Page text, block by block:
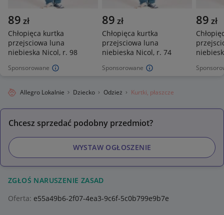
Sponsorowane
89 zł
Chłopięca kurtka
przejsciowa luna
niebieska Nicol, r. 98
Sponsorowane
89 zł
Chłopięca kurtka
przejsciowa luna
niebieska Nicol, r. 74
89 zł
Allegro Lokalnie Dziecko Odzież Kurtki, płaszcze
Chcesz sprzedać podobny przedmiot?
WYSTAW OGŁOSZENIE
ZGŁOŚ NARUSZENIE ZASAD
Oferta: e55a49b6-2f07-4ea3-9c6f-5c0b799e9b7e